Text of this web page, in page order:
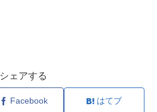
シェアする
Facebook はてブ